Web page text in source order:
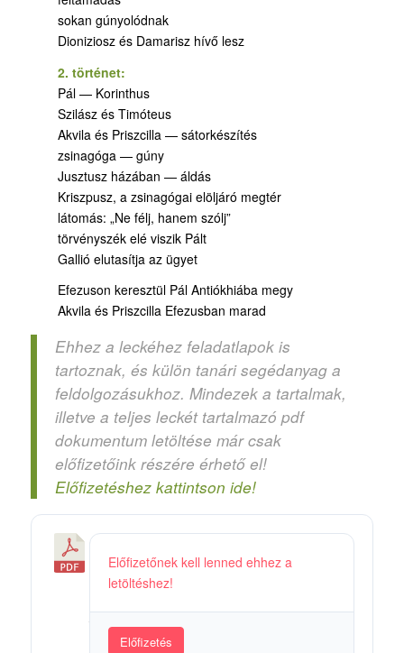
sokan gúnyolódnak
Dioniziosz és Damarisz hívő lesz
2. történet:
Pál — Korinthus
Szilász és Timóteus
Akvila és Priszcilla — sátorkészítés
zsinagóga — gúny
Jusztusz házában — áldás
Kriszpusz, a zsinagógai elöljáró megtér
látomás: „Ne félj, hanem szólj”
törvényszék elé viszik Pált
Gallió elutasítja az ügyet
Efezuson keresztül Pál Antiókhiába megy
Akvila és Priszcilla Efezusban marad
Ehhez a leckéhez feladatlapok is
tartoznak, és külön tanári segédanyag a
feldolgozásukhoz. Mindezek a tartalmak,
illetve a teljes leckét tartalmazó pdf
dokumentum letöltése már csak
előfizetőink részére érhető el!
Előfizetéshez kattintson ide!
3
/
Előfizetőnek kell lenned ehhez a
letöltéshez!
Előfizetés